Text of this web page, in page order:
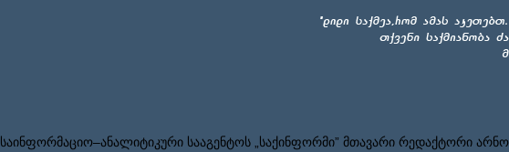
საინფორმაციო–ანალიტიკური სააგენტოს „საქინფორმი” მთავარი რედაქტორი